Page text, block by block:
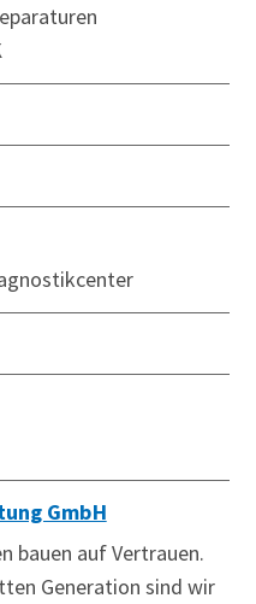
GmbH
bauen auf Vertrauen.
Generation sind wir